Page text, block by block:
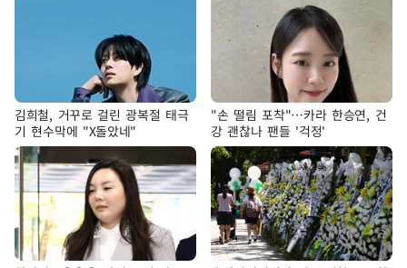
김희철, 거꾸로 걸린 광복절 태극
기 현수막에 "X돌았네"
"손 떨림 포착"…카라 한승연, 건
강 괜찮나 팬들 '걱정'